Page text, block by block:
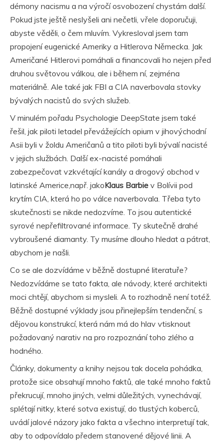
démony nacismu a na výročí osvobození chystám další.
Pokud jste ještě neslyšeli ani nečetli, vřele doporučuji,
abyste věděli, o čem mluvím. Vykresloval jsem tam
propojení eugenické Ameriky a Hitlerova Německa. Jak
Američané Hitlerovi pomáhali a financovali ho nejen před
druhou světovou válkou, ale i během ní, zejména
materiálně. Ale také jak FBI a CIA naverbovala stovky
bývalých nacistů do svých služeb.
V minulém pořadu Psychologie DeepState jsem také
řešil, jak piloti letadel převážejících opium v jihovýchodní
Asii byli v žoldu Američanů a tito piloti byli bývalínacisté
v jejich službách. Další ex-nacisté pomáhali
zabezpečovat vzkvétající kanály a drogový obchod v
latinské Americe,např. jakoKlaus Barbie v Bolívii pod
krytím CIA, která ho po válce naverbovala. Třeba tyto
skutečnosti se nikde nedozvíme. To jsou autentické
syrové nepřefiltrované informace. Ty skutečně drahé
vybroušené diamanty. Ty musíme dlouho hledat a pátrat,
abychom je našli.
Co se ale dozvídáme v běžně dostupné literatuře?
Nedozvídáme se tato fakta, ale návody, které architekti
moci chtějí, abychom si mysleli. A to rozhodně není totéž.
Běžně dostupné výklady jsou přinejlepším tendenční, s
dějovou konstrukcí, která nám má do hlav vtisknout
požadovaný narativ na pro rozpoznání toho zlého a
hodného.
Články, dokumenty a knihy nejsou tak docela pohádka,
protože sice obsahují mnoho faktů, ale také mnoho faktů
překrucují, mnoho jiných, velmi důležitých, vynechávají,
splétají nitky, které sotva existují, do tlustých koberců,
uvádí jalové názory jako fakta a všechno interpretují tak,
aby to odpovídalo předem stanovené dějové linii. A